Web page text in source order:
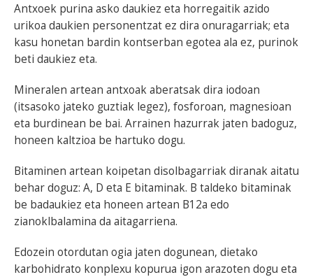
Antxoek purina asko daukiez eta horregaitik azido
urikoa daukien personentzat ez dira onuragarriak; eta
kasu honetan bardin kontserban egotea ala ez, purinok
beti daukiez eta.
Mineralen artean antxoak aberatsak dira iodoan
(itsasoko jateko guztiak legez), fosforoan, magnesioan
eta burdinean be bai. Arrainen hazurrak jaten badoguz,
honeen kaltzioa be hartuko dogu.
Bitaminen artean koipetan disolbagarriak diranak aitatu
behar doguz: A, D eta E bitaminak. B taldeko bitaminak
be badaukiez eta honeen artean B12a edo
zianoklbalamina da aitagarriena.
Edozein otordutan ogia jaten dogunean, dietako
karbohidrato konplexu kopurua igon arazoten dogu eta